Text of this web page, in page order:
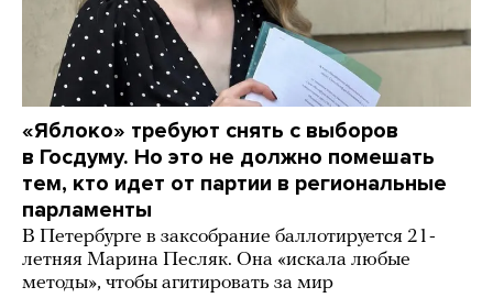
«Яблоко» требуют снять с выборов
в Госдуму. Но это не должно помешать
тем, кто идет от партии в региональные
парламенты
В Петербурге в заксобрание баллотируется 21-
летняя Марина Песляк. Она «искала любые
методы», чтобы агитировать за мир